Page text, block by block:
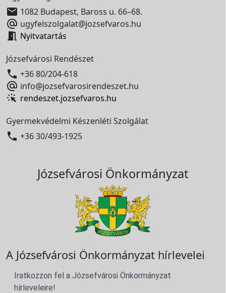
 1082 Budapest, Baross u. 66–68.
 ugyfelszolgalat@jozsefvaros.hu
 Nyitvatartás
Józsefvárosi Rendészet
 +36 80/204-618
 info@jozsefvarosirendeszet.hu
rendeszet.jozsefvaros.hu
Gyermekvédelmi Készenléti Szolgálat
 +36 30/493-1925
Józsefvárosi Önkormányzat
A Józsefvárosi Önkormányzat hírlevelei
Iratkozzon fel a Józsefvárosi Önkormányzat
hírleveleire!